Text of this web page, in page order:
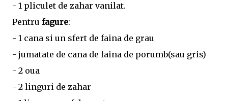
- 1 pliculet de zahar vanilat.
Pentru fagure:
- 1 cana si un sfert de faina de grau
- jumatate de cana de faina de porumb(sau gris)
- 2 oua
- 2 linguri de zahar